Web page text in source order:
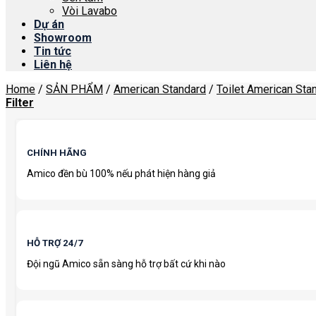
Vòi Lavabo
Dự án
Showroom
Tin tức
Liên hệ
Home / SẢN PHẨM / American Standard / Toilet American
Filter
CHÍNH HÃNG
Amico đền bù 100% nếu phát hiện hàng giả
HỖ TRỢ 24/7
Đội ngũ Amico sẵn sàng hỗ trợ bất cứ khi nào